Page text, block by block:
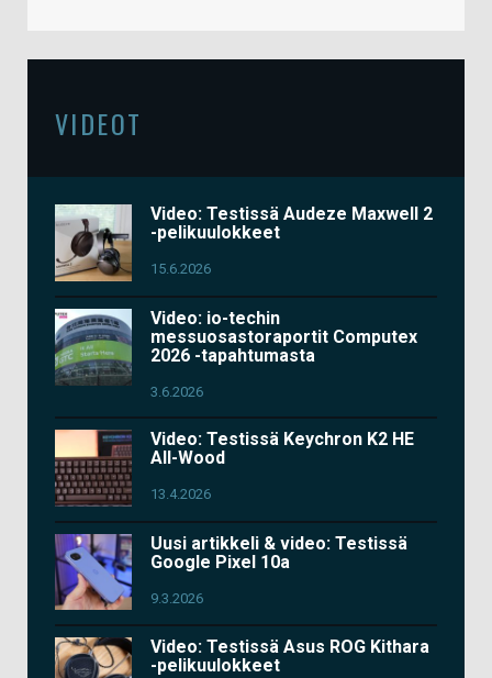
VIDEOT
Video: Testissä Audeze Maxwell 2
-pelikuulokkeet
15.6.2026
Video: io-techin
messuosastoraportit Computex
2026 -tapahtumasta
3.6.2026
Video: Testissä Keychron K2 HE
All-Wood
13.4.2026
Uusi artikkeli & video: Testissä
Google Pixel 10a
9.3.2026
Video: Testissä Asus ROG Kithara
-pelikuulokkeet